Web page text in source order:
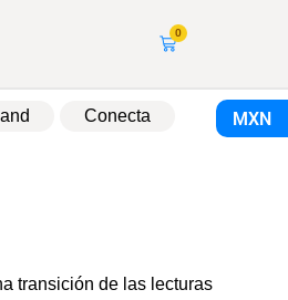
MXN
0
Conecta
transición de las lecturas